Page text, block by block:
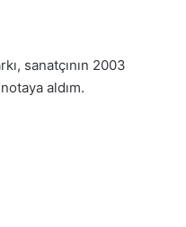
sanatçının 2003
aldım.